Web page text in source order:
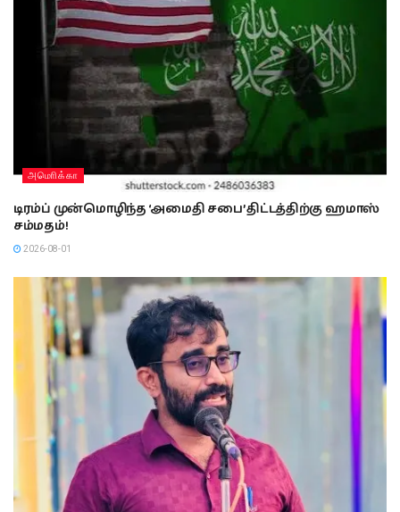
அமொிக்கா
டிரம்ப் முன்மொழிந்த ‘அமைதி சபை’ திட்டத்திற்கு ஹமாஸ்
சம்மதம்!
2026-08-01